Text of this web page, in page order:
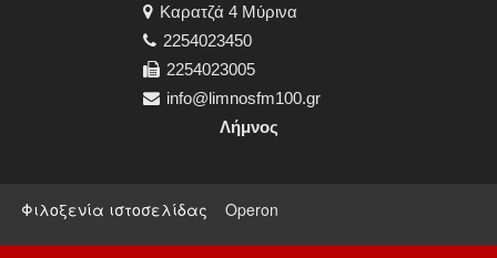
Καρατζά 4 Μύρινα
2254023450
2254023005
info@limnosfm100.gr
Λήμνος
Φιλοξενία ιστοσελίδας Operon